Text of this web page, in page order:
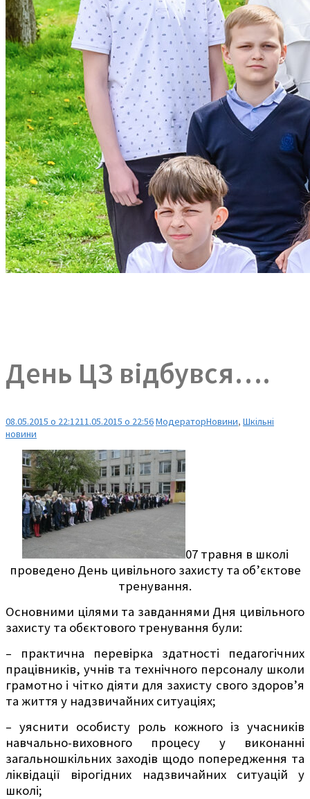
День ЦЗ відбувся….
08.05.2015 о 22:1211.05.2015 о 22:56МодераторНовини, Шкільні
новини
07 травня в школі
проведено День цивільного захисту та об’єктове
тренування.
Основними цілями та завданнями Дня цивільного
захисту та обєктового тренування були:
– практична перевірка здатності педагогічних
працівників, учнів та технічного персоналу школи
грамотно і чітко діяти для захисту свого здоров’я
та життя у надзвичайних ситуаціях;
– уяснити особисту роль кожного із учасників
навчально-виховного процесу у виконанні
загальношкільних заходів щодо попередження та
ліквідації вірогідних надзвичайних ситуацій у
школі;